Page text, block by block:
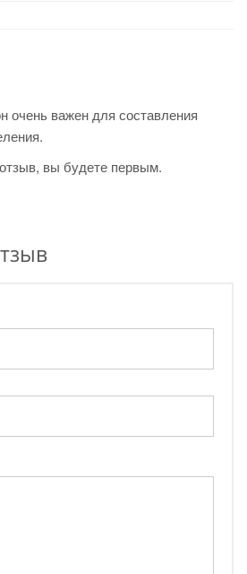
очень важен для составления
вы будете первым.